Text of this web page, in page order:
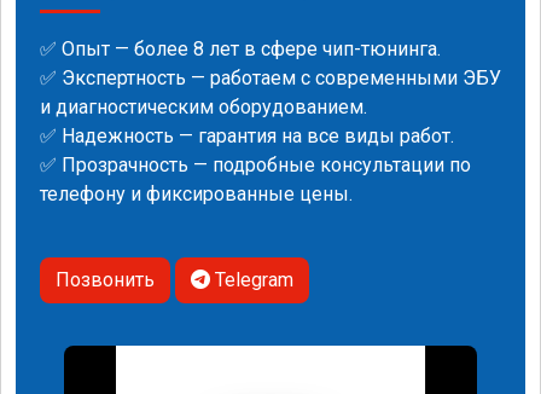
✅ Опыт — более 8 лет в сфере чип-тюнинга.
✅ Экспертность — работаем с современными ЭБУ
и диагностическим оборудованием.
✅ Надежность — гарантия на все виды работ.
✅ Прозрачность — подробные консультации по
телефону и фиксированные цены.
Позвонить Telegram